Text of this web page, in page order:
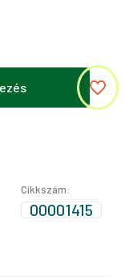
Cikkszám:
00001415